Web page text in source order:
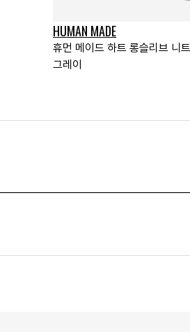
HUMAN MADE
휴먼 메이드 하트 롱슬리브 니
그레이